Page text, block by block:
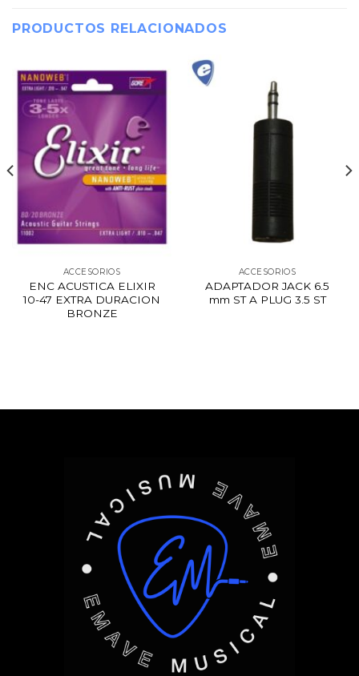
PRODUCTOS RELACIONADOS
ACCESORIOS
ENC ACUSTICA ELIXIR
10-47 EXTRA DURACION
BRONZE
ACCESORIOS
ADAPTADOR JACK 6.5
mm ST A PLUG 3.5 ST